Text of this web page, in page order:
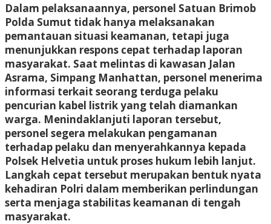
Dalam pelaksanaannya, personel Satuan Brimob
Polda Sumut tidak hanya melaksanakan
pemantauan situasi keamanan, tetapi juga
menunjukkan respons cepat terhadap laporan
masyarakat. Saat melintas di kawasan Jalan
Asrama, Simpang Manhattan, personel menerima
informasi terkait seorang terduga pelaku
pencurian kabel listrik yang telah diamankan
warga. Menindaklanjuti laporan tersebut,
personel segera melakukan pengamanan
terhadap pelaku dan menyerahkannya kepada
Polsek Helvetia untuk proses hukum lebih lanjut.
Langkah cepat tersebut merupakan bentuk nyata
kehadiran Polri dalam memberikan perlindungan
serta menjaga stabilitas keamanan di tengah
masyarakat.